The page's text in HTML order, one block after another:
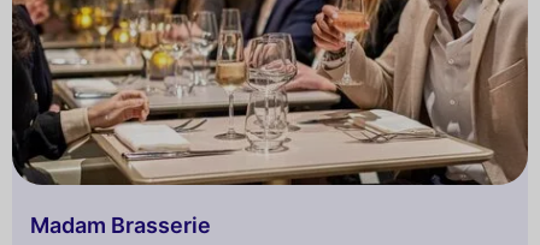
Madam Brasserie